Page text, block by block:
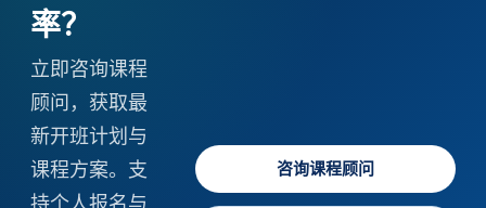
率？
立即咨询课程
顾问，获取最
新开班计划与
课程方案。支
持个人报名与
咨询课程顾问